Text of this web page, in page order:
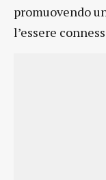
promuovendo
l’essere